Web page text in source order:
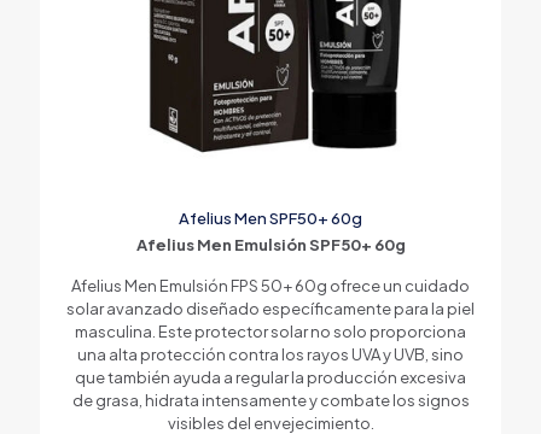
Afelius Men SPF50+ 60g
Afelius Men Emulsión SPF50+ 60g
Afelius Men Emulsión FPS 50+ 60g ofrece un cuidado
solar avanzado diseñado específicamente para la piel
masculina. Este protector solar no solo proporciona
una alta protección contra los rayos UVA y UVB, sino
que también ayuda a regular la producción excesiva
de grasa, hidrata intensamente y combate los signos
visibles del envejecimiento.